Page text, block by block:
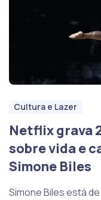
Cultura e Lazer
Netflix grava
sobre vida e
Simone Biles
Simone Biles está